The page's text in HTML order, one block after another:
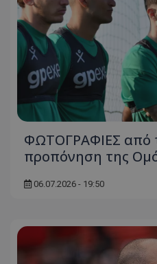
ΦΩΤΟΓΡΑΦΙΕΣ από
προπόνηση της
06.07.2026 - 19:50